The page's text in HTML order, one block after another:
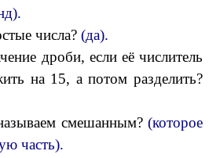
числа? (да).
дроби, если её числитель
на 15, а потом разделить?
смешанным? (которое
часть).